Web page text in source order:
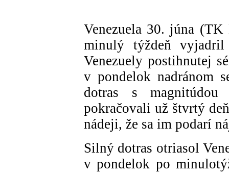
Venezuela 30. júna
minulý týždeň
Venezuely postihnutej
v pondelok nadránom
dotras s
pokračovali už štvrtý
nádeji, že sa im podarí
Silný dotras otriasol
v pondelok po